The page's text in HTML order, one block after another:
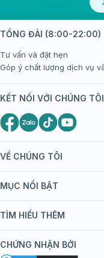
VỀ CHÚNG TÔI
Giới thiệu Tiêm Chủng
bán hàng
Chính sách nội dung
MỤC NỔI BẬT
Danh mục vắc xin
TÌM HIỂU THÊM
Khuyến mãi
CHỨNG NHẬN BỞI
TỔNG ĐÀI (8:00-22:00)
Tư vấn và đặt hẹn
Góp ý chất lượng dịch vụ
KẾT NỐI VỚI CHÚNG TÔI